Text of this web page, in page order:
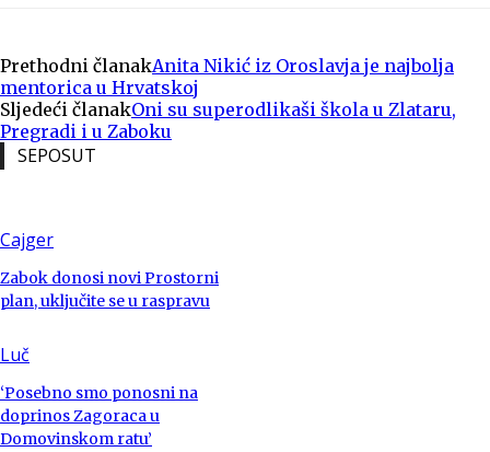
Prethodni članakAnita Nikić iz Oroslavja je najbolja
mentorica u Hrvatskoj
Sljedeći članakOni su superodlikaši škola u Zlataru,
Pregradi i u Zaboku
SEPOSUT
Cajger
Zabok donosi novi Prostorni
plan, uključite se u raspravu
Luč
‘Posebno smo ponosni na
doprinos Zagoraca u
Domovinskom ratu’